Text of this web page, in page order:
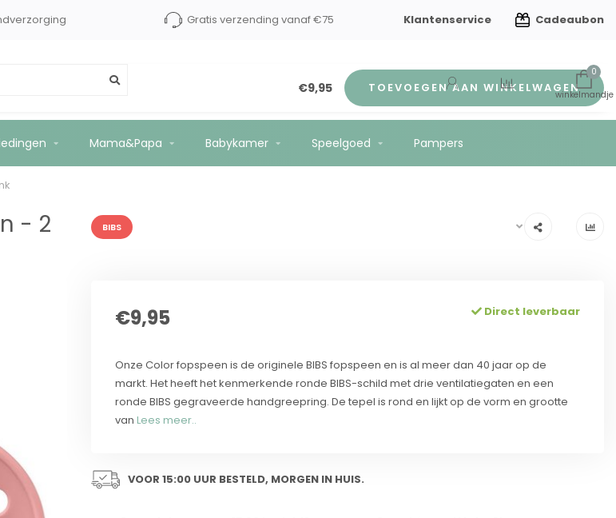
Gratis verzending vanaf €75 Klantenservice Cadeaubon
0
Mama&Papa Babykamer Speelgoed Pampers
/ Dusty Pink €9,95 TOEVOEGEN AAN WINKELWAGEN
- 2 BIBS
€9,95 Direct leverbaar
Onze Color fopspeen is de originele BIBS fopspeen en is al meer dan 40 jaar op de
markt. Het heeft het kenmerkende ronde BIBS-schild met drie ventilatiegaten en een
ronde BIBS gegraveerde handgreepring. De tepel is rond en lijkt op de vorm en grootte
van Lees meer..
VOOR 15:00 UUR BESTELD, MORGEN IN HUIS.